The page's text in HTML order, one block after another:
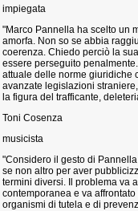
impiegata
"Marco Pannella ha scelto un
amorfa. Non so se abbia
coerenza. Chiedo perciò la
essere perseguito
attuale delle norme giuridiche
avanzate legislazioni
la figura del trafficante,
Toni Cosenza
musicista
"Considero il gesto di
se non altro per aver
termini diversi. Il problema va
contemporanea e va
organismi di tutela e di